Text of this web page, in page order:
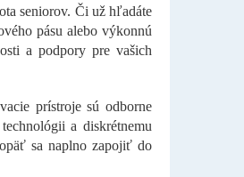
seniorov. Či už hľadáte
pásu alebo výkonnú
a podpory pre vašich
prístroje sú odborne
a diskrétnemu
sa naplno zapojiť do